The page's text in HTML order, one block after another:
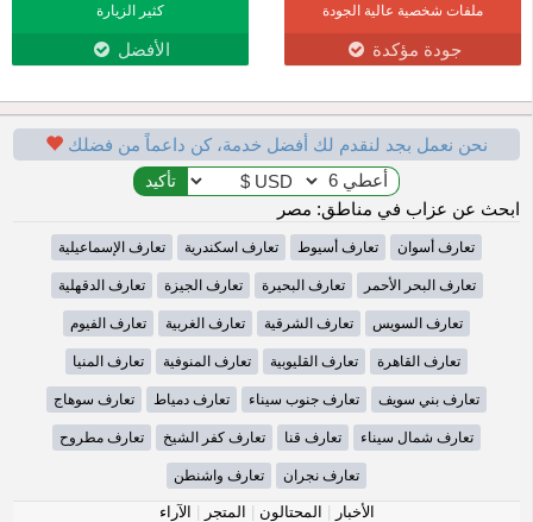
ملفات شخصية عالية الجودة
جودة مؤكدة
كثير الزيارة
الأفضل
نحن نعمل بجد لنقدم لك أفضل خدمة، كن داعماً من فضلك
ابحث عن عزاب في مناطق: مصر
تعارف أسوان تعارف أسيوط تعارف اسكندرية تعارف الإسماعيلية
تعارف البحر الأحمر تعارف البحيرة تعارف الجيزة تعارف الدقهلية
تعارف السويس تعارف الشرقية تعارف الغربية تعارف الفيوم
تعارف القاهرة تعارف القليوبية تعارف المنوفية تعارف المنيا
تعارف بني سويف تعارف جنوب سيناء تعارف دمياط تعارف سوهاج
تعارف شمال سيناء تعارف قنا تعارف كفر الشيخ تعارف مطروح
تعارف نجران تعارف واشنطن
الأخبار | المحتالون | المتجر | الآراء